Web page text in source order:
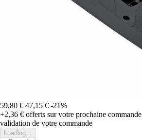
59,80 € 47,15 € -21%
+2,36 € offerts sur votre prochaine commande
validation de votre commande
Loading...